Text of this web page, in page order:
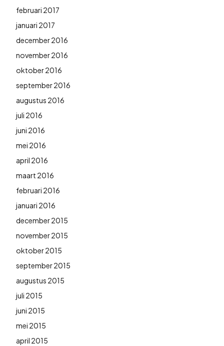
februari 2017
januari 2017
december 2016
november 2016
oktober 2016
september 2016
augustus 2016
juli 2016
juni 2016
mei 2016
april 2016
maart 2016
februari 2016
januari 2016
december 2015
november 2015
oktober 2015
september 2015
augustus 2015
juli 2015
juni 2015
mei 2015
april 2015